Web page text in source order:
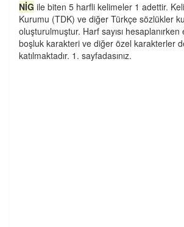
NİG ile biten 5 harfli kelimeler 1 adettir.
Kurumu (TDK) ve diğer Türkçe sözlükler
oluşturulmuştur. Harf sayısı
boşluk karakteri ve diğer özel karakterler
katılmaktadır. 1. sayfadasınız.